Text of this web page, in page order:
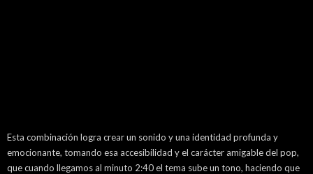
Esta combinación logra crear un sonido y una identidad profunda y
emocionante, tomando esa accesibilidad y el carácter amigable del pop,
que cuando llegamos al minuto 2:40 el tema sube un tono, haciendo que